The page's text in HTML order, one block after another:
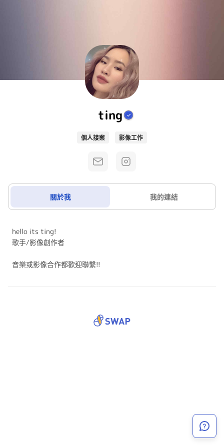
ting
個人接案 影像工作
關於我 我的連結
hello its ting!
歌手/影像創作者
音樂或影像合作都歡迎聯繫!!